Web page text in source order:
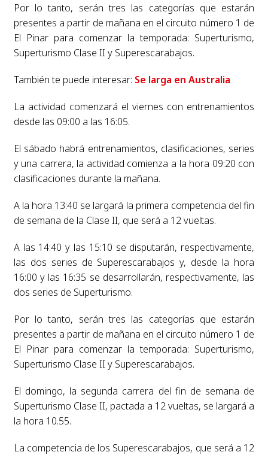
Por lo tanto, serán tres las categorías que estarán
presentes a partir de mañana en el circuito número 1 de
El Pinar para comenzar la temporada: Superturismo,
Superturismo Clase II y Superescarabajos.
También te puede interesar: Se larga en Australia
La actividad comenzará el viernes con entrenamientos
desde las 09:00 a las 16:05.
El sábado habrá entrenamientos, clasificaciones, series
y una carrera, la actividad comienza a la hora 09:20 con
clasificaciones durante la mañana.
A la hora 13:40 se largará la primera competencia del fin
de semana de la Clase II, que será a 12 vueltas.
A las 14:40 y las 15:10 se disputarán, respectivamente,
las dos series de Superescarabajos y, desde la hora
16:00 y las 16:35 se desarrollarán, respectivamente, las
dos series de Superturismo.
Por lo tanto, serán tres las categorías que estarán
presentes a partir de mañana en el circuito número 1 de
El Pinar para comenzar la temporada: Superturismo,
Superturismo Clase II y Superescarabajos.
El domingo, la segunda carrera del fin de semana de
Superturismo Clase II, pactada a 12 vueltas, se largará a
la hora 10.55.
La competencia de los Superescarabajos, que será a 12